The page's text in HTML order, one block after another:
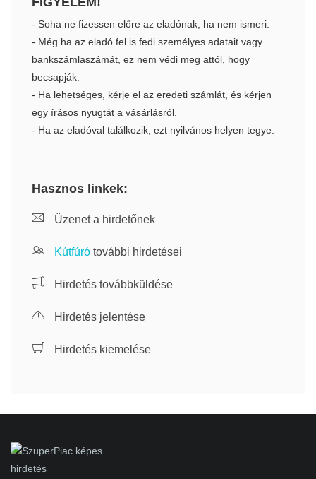
- Soha ne fizessen előre az eladónak, ha nem ismeri.
- Még ha az eladó fel is fedi személyes adatait vagy
bankszámlaszámát, ez nem védi meg attól, hogy
becsapják.
- Ha lehetséges, kérje el az eredeti számlát, és kérjen
egy írásos nyugtát a vásárlásról.
- Ha az eladóval találkozik, ezt nyilvános helyen tegye.
Hasznos linkek:
Üzenet a hirdetőnek
Kútfúró további hirdetései
Hirdetés továbbküldése
Hirdetés jelentése
Hirdetés kiemelése